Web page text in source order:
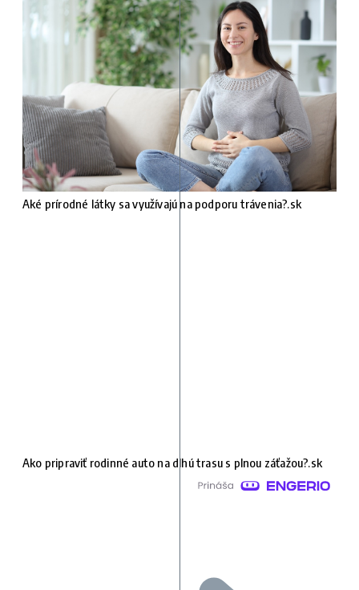
Aké prírodné látky sa využívajú na podporu trávenia?.sk
Ako pripraviť rodinné auto na dlhú trasu s plnou záťažou?.sk